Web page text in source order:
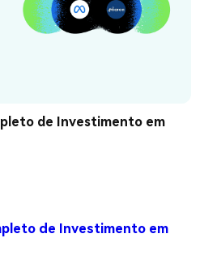
de Investimento em
de Investimento em